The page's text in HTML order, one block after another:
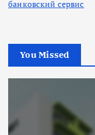
банковский сервис
You Missed